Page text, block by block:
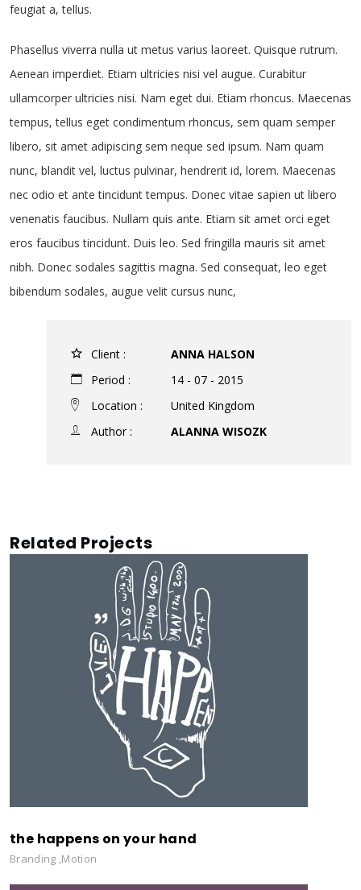
feugiat a, tellus.
Phasellus viverra nulla ut metus varius laoreet. Quisque rutrum.
Aenean imperdiet. Etiam ultricies nisi vel augue. Curabitur
ullamcorper ultricies nisi. Nam eget dui. Etiam rhoncus. Maecenas
tempus, tellus eget condimentum rhoncus, sem quam semper
libero, sit amet adipiscing sem neque sed ipsum. Nam quam
nunc, blandit vel, luctus pulvinar, hendrerit id, lorem. Maecenas
nec odio et ante tincidunt tempus. Donec vitae sapien ut libero
venenatis faucibus. Nullam quis ante. Etiam sit amet orci eget
eros faucibus tincidunt. Duis leo. Sed fringilla mauris sit amet
nibh. Donec sodales sagittis magna. Sed consequat, leo eget
bibendum sodales, augue velit cursus nunc,
Client :
ANNA HALSON
Period :
14 - 07 - 2015
Location :
United Kingdom
Author :
ALANNA WISOZK
Related Projects
the happens on your hand
Branding ,Motion